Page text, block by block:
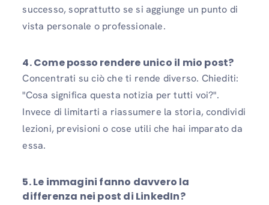
successo, soprattutto se si aggiunge un punto di
vista personale o professionale.
4. Come posso rendere unico il mio post?
Concentrati su ciò che ti rende diverso. Chiediti:
"Cosa significa questa notizia per tutti voi?".
Invece di limitarti a riassumere la storia, condividi
lezioni, previsioni o cose utili che hai imparato da
essa.
5. Le immagini fanno davvero la
differenza nei post di LinkedIn?